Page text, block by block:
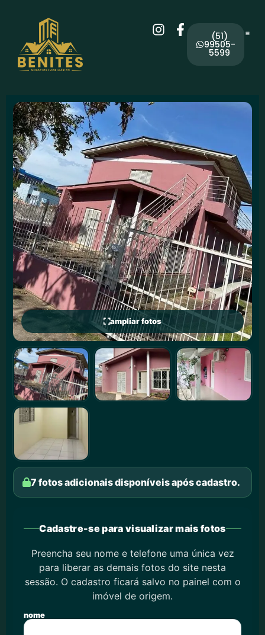
(51)
99505-
5599
ampliar fotos
7 fotos adicionais disponíveis após cadastro.
Cadastre-se para visualizar mais fotos
Preencha seu nome e telefone uma única vez
para liberar as demais fotos do site nesta
sessão. O cadastro ficará salvo no painel com o
imóvel de origem.
nome